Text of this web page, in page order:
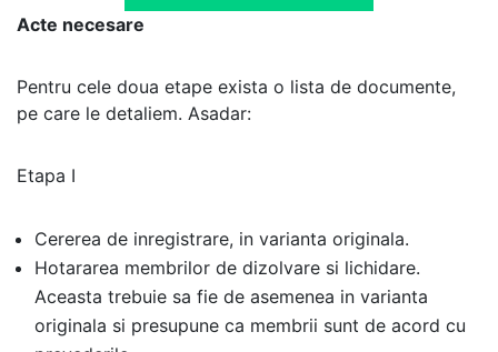
Acte necesare
Pentru cele doua etape exista o lista de documente,
pe care le detaliem. Asadar:
Etapa I
Cererea de inregistrare, in varianta originala.
Hotararea membrilor de dizolvare si lichidare.
Aceasta trebuie sa fie de asemenea in varianta
originala si presupune ca membrii sunt de acord cu